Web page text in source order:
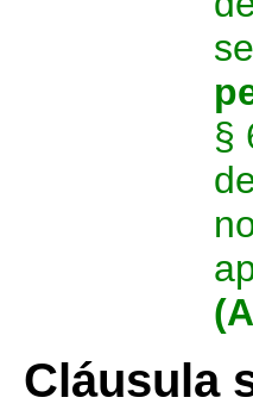
§
Cláusula